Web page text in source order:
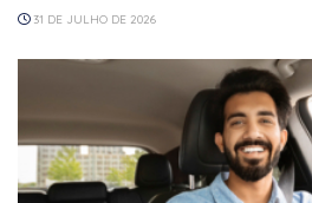
31 DE JULHO DE 2026